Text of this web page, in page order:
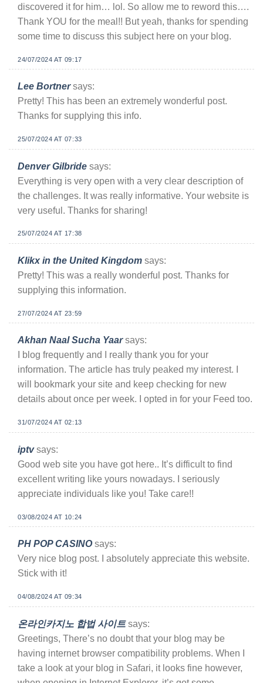
discovered it for him… lol. So allow me to reword this….
Thank YOU for the meal!! But yeah, thanks for spending
some time to discuss this subject here on your blog.
24/07/2024 AT 09:17
Lee Bortner says:
Pretty! This has been an extremely wonderful post.
Thanks for supplying this info.
25/07/2024 AT 07:33
Denver Gilbride says:
Everything is very open with a very clear description of
the challenges. It was really informative. Your website is
very useful. Thanks for sharing!
25/07/2024 AT 17:38
Klikx in the United Kingdom says:
Pretty! This was a really wonderful post. Thanks for
supplying this information.
27/07/2024 AT 23:59
Akhan Naal Sucha Yaar says:
I blog frequently and I really thank you for your
information. The article has truly peaked my interest. I
will bookmark your site and keep checking for new
details about once per week. I opted in for your Feed too.
31/07/2024 AT 02:13
iptv says:
Good web site you have got here.. It’s difficult to find
excellent writing like yours nowadays. I seriously
appreciate individuals like you! Take care!!
03/08/2024 AT 10:24
PH POP CASINO says:
Very nice blog post. I absolutely appreciate this website.
Stick with it!
04/08/2024 AT 09:34
온라인카지노 합법 사이트 says:
Greetings, There’s no doubt that your blog may be
having internet browser compatibility problems. When I
take a look at your blog in Safari, it looks fine however,